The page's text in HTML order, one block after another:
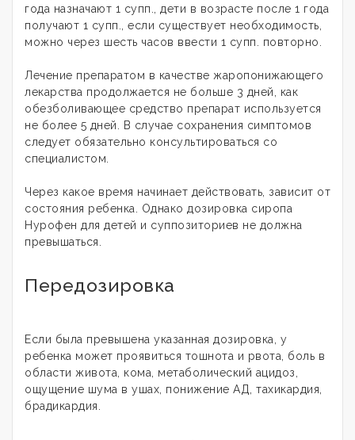
года назначают 1 супп., дети в возрасте после 1 года
получают 1 супп., если существует необходимость,
можно через шесть часов ввести 1 супп. повторно.
Лечение препаратом в качестве жаропонижающего
лекарства продолжается не больше 3 дней, как
обезболивающее средство препарат используется
не более 5 дней. В случае сохранения симптомов
следует обязательно консультироваться со
специалистом.
Через какое время начинает действовать, зависит от
состояния ребенка. Однако дозировка сиропа
Нурофен для детей и суппозиториев не должна
превышаться.
Передозировка
Если была превышена указанная дозировка, у
ребенка может проявиться тошнота и рвота, боль в
области живота, кома, метаболический ацидоз,
ощущение шума в ушах, понижение АД, тахикардия,
брадикардия.